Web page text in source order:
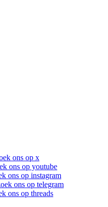
ons op x
ons op youtube
ons op instagram
ons op telegram
ons op threads